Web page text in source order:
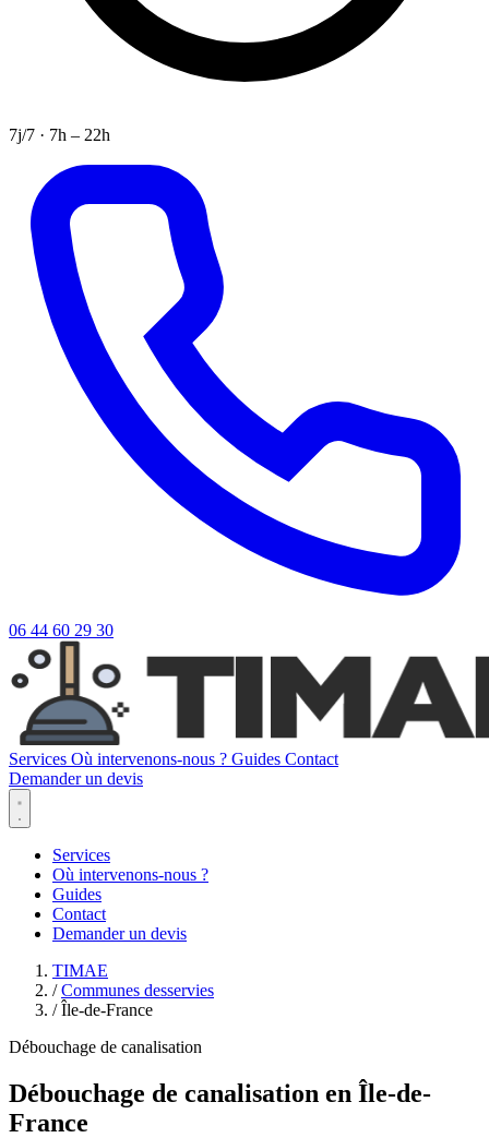
7j/7 · 7h – 22h
06 44 60 29 30
Services Où intervenons-nous ? Guides Contact
Demander un devis
Services
Où intervenons-nous ?
Guides
Contact
Demander un devis
TIMAE
/ Communes desservies
/ Île-de-France
Débouchage de canalisation
Débouchage de canalisation en Île-de-
France